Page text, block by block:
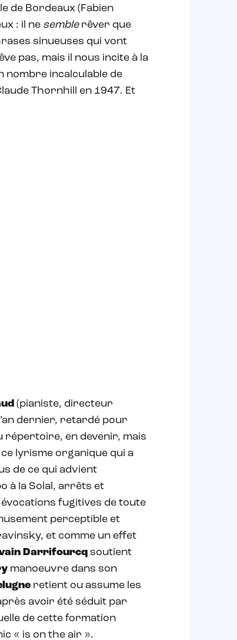
de Bordeaux (Fabien
: il ne semblerêver que
sinueuses qui vont
pas, mais il nous incite à la
nombre incalculable de
Thornhill en 1947. Et
(pianiste, directeur
dernier, retardé pour
répertoire, en devenir, mais
lyrisme organique qui a
de ce qui advient
à la Solal, arrêts et
fugitives de toute
perceptible et
et comme un effet
Darrifourcq soutient
manoeuvre dans son
retient ou assume les
avoir été séduit par
de cette formation
« is on the air ».